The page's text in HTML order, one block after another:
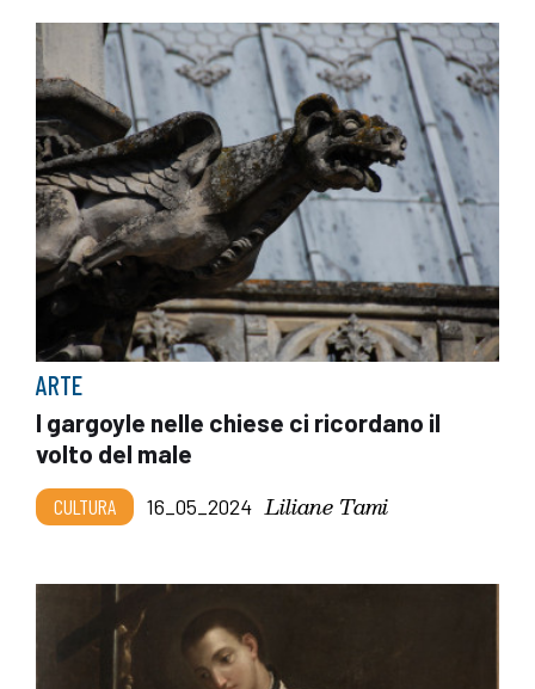
ARTE
I gargoyle nelle chiese ci ricordano il
volto del male
CULTURA 16_05_2024 Liliane Tami